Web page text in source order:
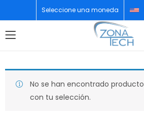
Seleccione una moneda
No se han encontrado
con tu selección.